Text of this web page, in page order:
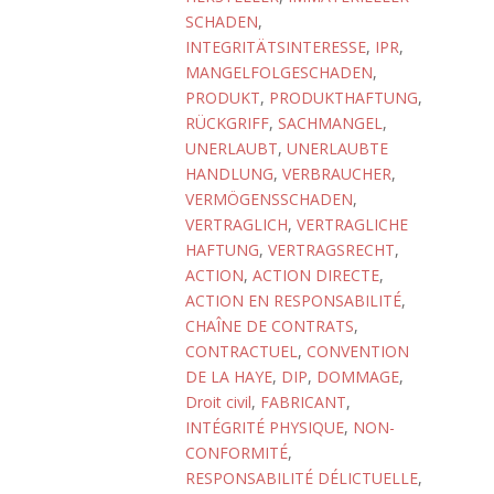
SCHADEN,
INTEGRITÄTSINTERESSE, IPR,
MANGELFOLGESCHADEN,
PRODUKT, PRODUKTHAFTUNG,
RÜCKGRIFF, SACHMANGEL,
UNERLAUBT, UNERLAUBTE
HANDLUNG, VERBRAUCHER,
VERMÖGENSSCHADEN,
VERTRAGLICH, VERTRAGLICHE
HAFTUNG, VERTRAGSRECHT,
ACTION, ACTION DIRECTE,
ACTION EN RESPONSABILITÉ,
CHAÎNE DE CONTRATS,
CONTRACTUEL, CONVENTION
DE LA HAYE, DIP, DOMMAGE,
Droit civil, FABRICANT,
INTÉGRITÉ PHYSIQUE, NON-
CONFORMITÉ,
RESPONSABILITÉ DÉLICTUELLE,